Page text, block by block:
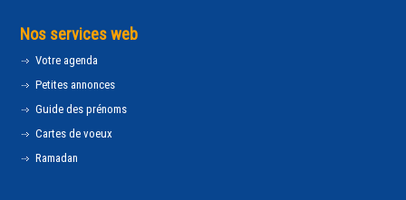
Nos services web
Votre agenda
Petites annonces
Guide des prénoms
Cartes de voeux
Ramadan